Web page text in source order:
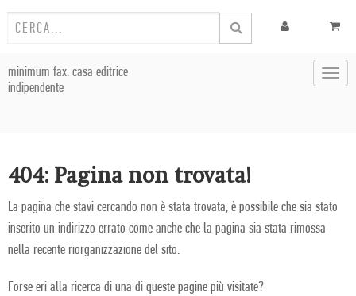
minimum fax: casa editrice
indipendente
404: Pagina non trovata!
La pagina che stavi cercando non è stata trovata; è possibile che sia stato
inserito un indirizzo errato come anche che la pagina sia stata rimossa
nella recente riorganizzazione del sito.
Forse eri alla ricerca di una di queste pagine più visitate?